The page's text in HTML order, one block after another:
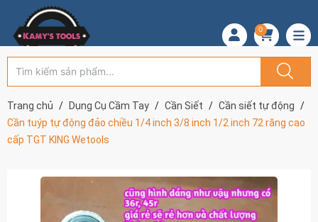
0
Trang chủ Dụng Cụ Cầm Tay Cần Siết
Cần siết tự động
Cần tuýp tự động đảo chiều 1/4 inch 3/8 inch 1/2 inch 72 răng cao
cấp TGT KING Wetools